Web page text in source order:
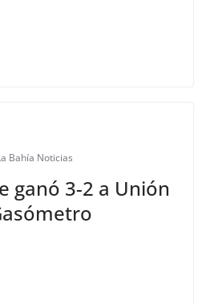
Bahía Noticias
ganó 3-2 a Unión